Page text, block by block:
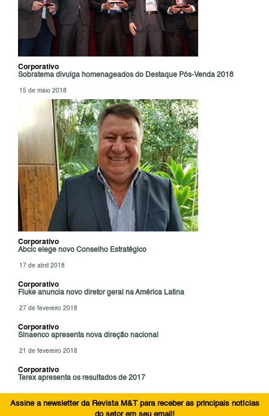
Corporativo
Sobratema divulga homenageados do Destaque Pós-Venda 2018
15 de maio 2018
Corporativo
Abcic elege novo Conselho Estratégico
17 de abril 2018
Corporativo
Fluke anuncia novo diretor geral na América Latina
27 de fevereiro 2018
Corporativo
Sinaenco apresenta nova direção nacional
21 de fevereiro 2018
Corporativo
Terex apresenta os resultados de 2017
Assine a newsletter da Revista M&T para receber as principais notícias